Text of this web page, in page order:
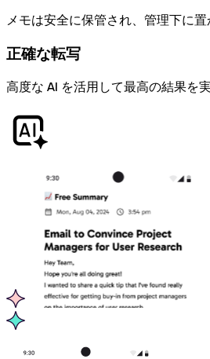
メモは安全に保管され、管理下に置
正確な転写
高度な AI を活用して最高の結果を実